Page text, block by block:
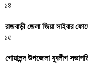
১৪
রাজবাড়ী জেলা জিয়া সাইবার
১৫
গোয়ালন্দ উপজেলা যুবলীগ